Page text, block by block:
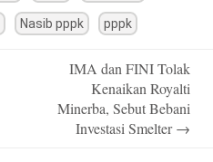
Nasib pppk pppk
IMA dan FINI Tolak
Kenaikan Royalti
Minerba, Sebut Bebani
Investasi Smelter→